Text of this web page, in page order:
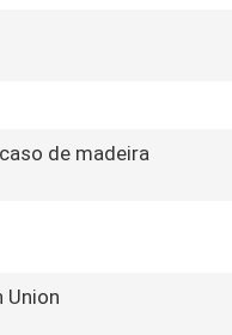
de madeira
Union